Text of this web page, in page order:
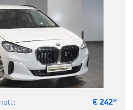
€ 242*